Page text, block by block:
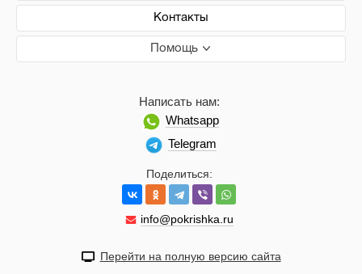
Контакты
Помощь
Поделиться:
info@pokrishka.ru
Написать нам:
Whatsapp
Telegram
Перейти на полную версию сайта